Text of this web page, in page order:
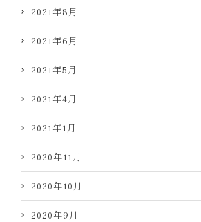
2021年8月
2021年6月
2021年5月
2021年4月
2021年1月
2020年11月
2020年10月
2020年9月